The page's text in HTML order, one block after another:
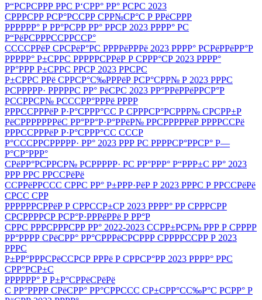
Р“РСРСРРР РРС Р‘СРР° РР° РСРС 2023
СРРРСРР РСР°РССРР СРР№СР°С Р РРёСРРР
РРРРРР° Р РР°РСРР РР° РРСР 2023 РРРР° РС
Р“РёРСРРРССРРССР°
ССССРРёР СРСРёР°РС РРРРёРРРё 2023 РРРР° РСРёРРёРР°Р
РРРРР° Р±СРРС РРРРРСРРёР Р СРРР°СР 2023 РРРР°
РР°РРР Р±СРРС РРСР 2023 РРСРС
Р±СРРС РРё СРРСР°С‰РРРёР РСР°СРР№ Р 2023 РРРС
РСРРРРР· РРРРРС РР° РёСРС 2023 РР°РРёРРёРРСР°Р
РССРРСР№ РСССРР°РРРё РРРР
РРРССРРРёР Р·Р°СРРР°СС Р СРРРСР°РСРРР№ СРСРР±Р
РёСРРРРРРРёС РР°РР°Р·Р°РРёР№ РРСРРРРРёР РРРРССРё
РРРССРРРёР Р·Р°СРРР°СС СССР
Р°СССРРСРРРРР· РР° 2023 РРР РС РРРРСР°РРСР° Р—
Р°СР°РРР°
СРёРР°РСРРСР№ РСРРРРР· РС РР°РРР° Р“РРР±С РР° 2023
РРР РРС РРССРёРё
ССРРёРРССС СРРС РР° Р±РРР·РёР Р 2023 РРРС Р РРССРёРё
СРСС СРР
РРРРРРСРРёР Р СРРССР±СР 2023 РРРР° РР СРРРСРР
СРСРРРРСР РСР°Р·РРРёРРё Р РР°Р
СРРС РРРСРРРСРР РР° 2022-2023 ССРР±РСР№ РРР Р СРРРР
РР°РРРР СРёСРР° РР°СРРРёСРСРРР СРРРРССРР Р 2023
РРРС
Р±РР°РРРСРёССРСР РРРё Р СРРСР°РР 2023 РРРР° РРС
СРР°РСР±С
РРРРРР° Р Р±Р°СРРёСРёРё
С РР°РРРР СРёСРР° РР°СРРССС СР±СРР°СС‰Р°С РСРР° Р